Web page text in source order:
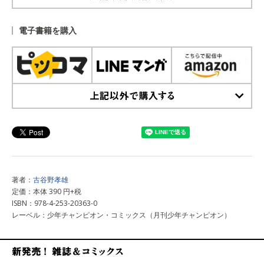
電子書籍を購入
著者： 古谷野孝雄
定価：本体 390 円+税
ISBN：978-4-253-20363-0
レーベル：少年チャンピオン・コミックス（月刊少年チャンピオン）